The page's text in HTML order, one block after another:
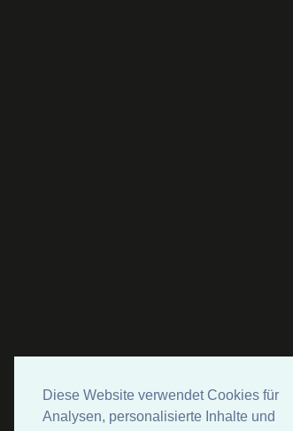
Diese Website verwendet Cookies für
Analysen, personalisierte Inhalte und